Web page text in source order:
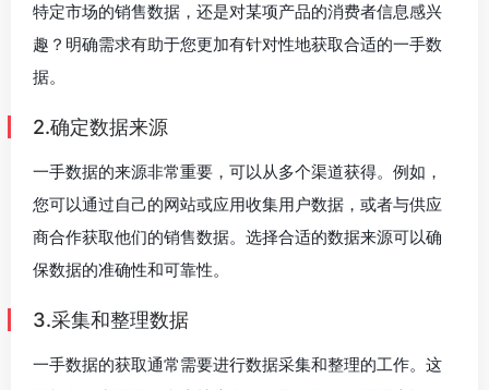
特定市场的销售数据，还是对某项产品的消费者信息感兴
趣？明确需求有助于您更加有针对性地获取合适的一手数
据。
2.确定数据来源
一手数据的来源非常重要，可以从多个渠道获得。例如，
您可以通过自己的网站或应用收集用户数据，或者与供应
商合作获取他们的销售数据。选择合适的数据来源可以确
保数据的准确性和可靠性。
3.采集和整理数据
一手数据的获取通常需要进行数据采集和整理的工作。这